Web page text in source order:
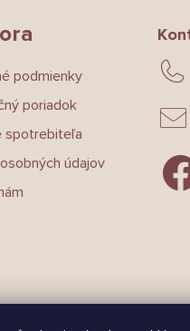
podmienky
poriadok
spotrebiteľa
údajov